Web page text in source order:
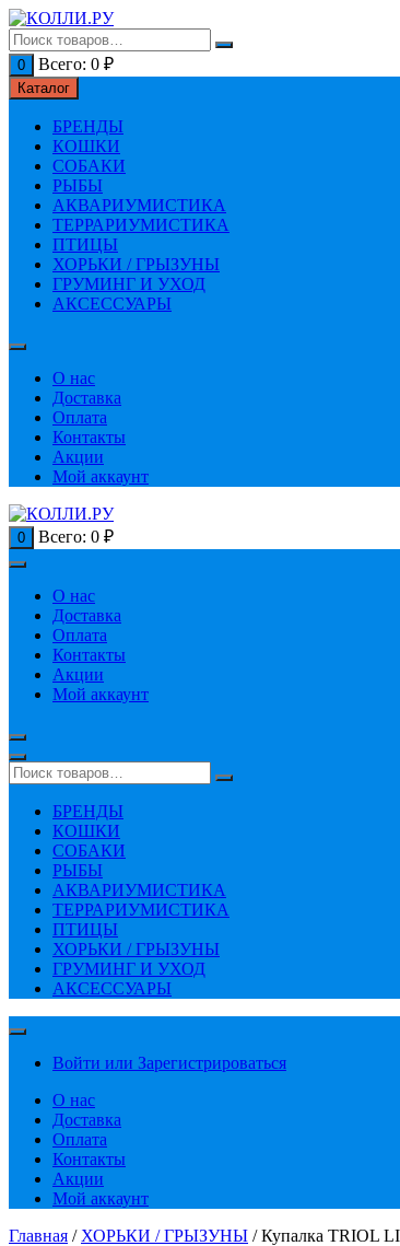
Перейти
к
содержимому
0 Всего: 0 ₽
Каталог
БРЕНДЫ
КОШКИ
СОБАКИ
РЫБЫ
АКВАРИУМИСТИКА
ТЕРРАРИУМИСТИКА
ПТИЦЫ
ХОРЬКИ / ГРЫЗУНЫ
ГРУМИНГ И УХОД
АКСЕССУАРЫ
О нас
Доставка
Оплата
Контакты
Акции
Мой аккаунт
0 Всего: 0 ₽
О нас
Доставка
Оплата
Контакты
Акции
Мой аккаунт
БРЕНДЫ
КОШКИ
СОБАКИ
РЫБЫ
АКВАРИУМИСТИКА
ТЕРРАРИУМИСТИКА
ПТИЦЫ
ХОРЬКИ / ГРЫЗУНЫ
ГРУМИНГ И УХОД
АКСЕССУАРЫ
Войти или Зарегистрироваться
О нас
Доставка
Оплата
Контакты
Акции
Мой аккаунт
Главная / ХОРЬКИ / ГРЫЗУНЫ / Купалка TRIOL